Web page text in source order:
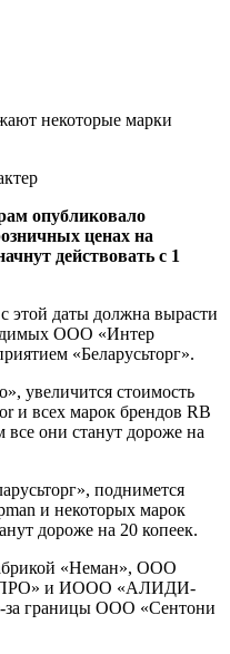
опубликовало
ценах на
действовать с 1
этой даты должна вырасти
ООО «Интер
«Беларусьторг».
увеличится стоимость
и всех марок брендов RB
они станут дороже на
поднимется
и некоторых марок
дороже на 20 копеек.
«Неман», ООО
ПРО» и ИООО «АЛИДИ-
за границы ООО «Сентони